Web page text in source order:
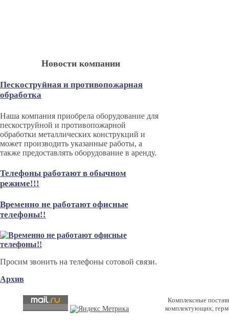
Новости компании
Пескоструйная и противопожарная
обработка
Наша компания приобрела оборудование для
пескоструйной и противопожарной
обработки металлических конструкций и
может производить указанные работы, а
также предоставлять оборудование в аренду.
Телефоны работают в обычном
режиме!!!
Временно не работают офисные
телефоны!!
Просим звонить на телефоны сотовой связи.
Архив
Комплексные
комплектующих,